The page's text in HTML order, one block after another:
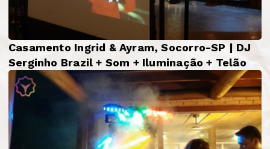
Casamento Ingrid & Ayram, Socorro-SP | DJ
Serginho Brazil + Som + Iluminação + Telão